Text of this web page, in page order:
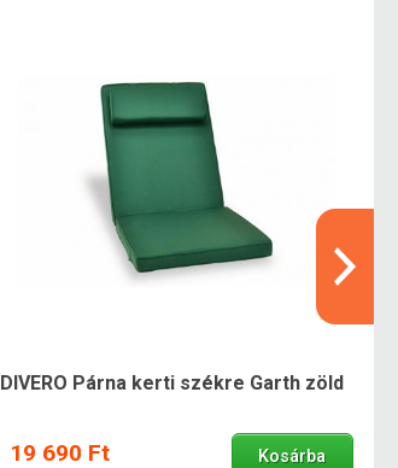
DIVERO Párna kerti székre Garth zöld
19 690 Ft Kosárba